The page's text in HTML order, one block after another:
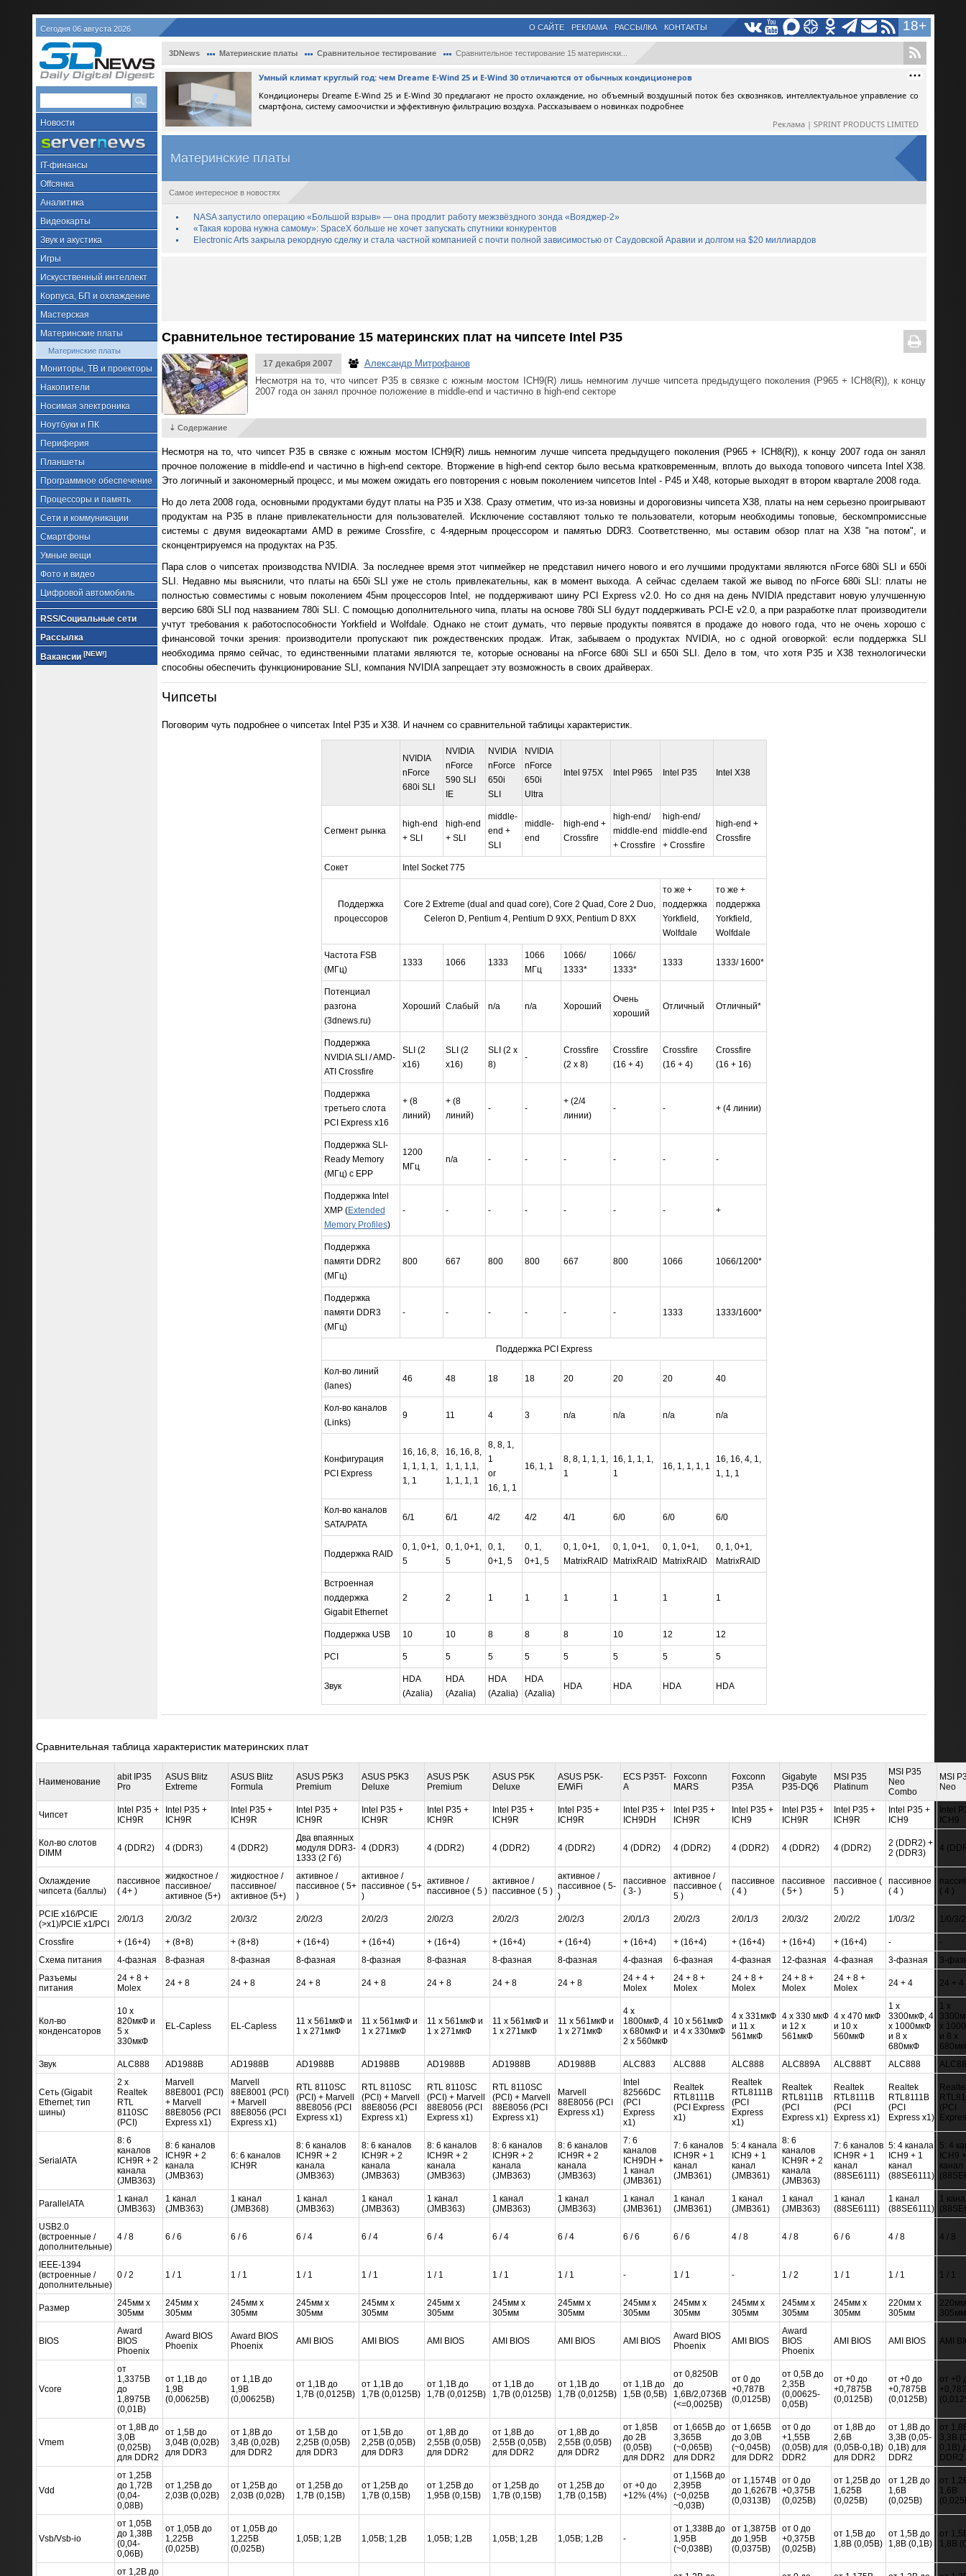
Сегодня 06 августа 2026 18+
О САЙТЕ РЕКЛАМА РАССЫЛКА КОНТАКТЫ
Новости
IT-финансы
Offсянка
Аналитика
Видеокарты
Звук и акустика
Игры
Искусственный интеллект
Корпуса, БП и охлаждение
Мастерская
Материнские платы
Материнские платы
Мониторы, ТВ и проекторы
Накопители
Носимая электроника
Ноутбуки и ПК
Периферия
Планшеты
Программное обеспечение
Процессоры и память
Сети и коммуникации
Смартфоны
Умные вещи
Фото и видео
Цифровой автомобиль
RSS/Социальные сети
Рассылка
Вакансии [NEW!]
3DNews Материнские платы Сравнительное тестирование Сравнительное тестирование 15 матерински...
Умный климат круглый год: чем Dreame E-Wind 25 и E-Wind 30 отличаются от обычных кондиционеров
Кондиционеры Dreame E-Wind 25 и E-Wind 30 предлагают не просто охлаждение, но объемный воздушный поток без сквозняков, интеллектуальное управление со
смартфона, систему самоочистки и эффективную фильтрацию воздуха. Рассказываем о новинках подробнее
Реклама | SPRINT PRODUCTS LIMITED
Материнские платы
Самое интересное в новостях
NASA запустило операцию «Большой взрыв» — она продлит работу межзвёздного зонда «Вояджер-2»
«Такая корова нужна самому»: SpaceX больше не хочет запускать спутники конкурентов
Electronic Arts закрыла рекордную сделку и стала частной компанией с почти полной зависимостью от Саудовской Аравии и долгом на $20 миллиардов
Сравнительное тестирование 15 материнских плат на чипсете Intel P35
17 декабря 2007
Александр Митрофанов
Несмотря на то, что чипсет P35 в связке с южным мостом ICH9(R) лишь немногим лучше чипсета предыдущего поколения (P965 + ICH8(R)), к концу
2007 года он занял прочное положение в middle-end и частично в high-end секторе
⇣ Содержание
Несмотря на то, что чипсет P35 в связке с южным мостом ICH9(R) лишь немногим лучше чипсета предыдущего поколения (P965 + ICH8(R)), к концу 2007 года он занял
прочное положение в middle-end и частично в high-end секторе. Вторжение в high-end сектор было весьма кратковременным, вплоть до выхода топового чипсета Intel X38.
Это логичный и закономерный процесс, и мы можем ожидать его повторения с новым поколением чипсетов Intel - P45 и X48, которые выходят в втором квартале 2008 года.
Но до лета 2008 года, основными продуктами будут платы на P35 и X38. Сразу отметим, что из-за новизны и дороговизны чипсета X38, платы на нем серьезно проигрывают
продуктам на P35 в плане привлекательности для пользователей. Исключение составляют только те пользователи, которым необходимы топовые, бескомпромиссные
системы с двумя видеокартами AMD в режиме Crossfire, с 4-ядерным процессором и памятью DDR3. Соответственно, мы оставим обзор плат на X38 "на потом", и
сконцентрируемся на продуктах на P35.
Пара слов о чипсетах производства NVIDIA. За последнее время этот чипмейкер не представил ничего нового и его лучшими продуктами являются nForce 680i SLI и 650i
SLI. Недавно мы выяснили, что платы на 650i SLI уже не столь привлекательны, как в момент выхода. А сейчас сделаем такой же вывод по nForce 680i SLI: платы не
полностью совместимы с новым поколением 45нм процессоров Intel, не поддерживают шину PCI Express v2.0. Но со дня на день NVIDIA представит новую улучшенную
версию 680i SLI под названием 780i SLI. С помощью дополнительного чипа, платы на основе 780i SLI будут поддерживать PCI-E v2.0, а при разработке плат производители
учтут требования к работоспособности Yorkfield и Wolfdale. Однако не стоит думать, что первые продукты появятся в продаже до нового года, что не очень хорошо с
финансовой точки зрения: производители пропускают пик рождественских продаж. Итак, забываем о продуктах NVIDIA, но с одной оговоркой: если поддержка SLI
необходима прямо сейчас, то единственными платами являются те, которые основаны на nForce 680i SLI и 650i SLI. Дело в том, что хотя P35 и X38 технологически
способны обеспечить функционирование SLI, компания NVIDIA запрещает эту возможность в своих драйверах.
Чипсеты
Поговорим чуть подробнее о чипсетах Intel P35 и X38. И начнем со сравнительной таблицы характеристик.
NVIDIA
nForce
680i SLI
NVIDIA
nForce
590 SLI
IE
NVIDIA
nForce
650i
SLI
NVIDIA
nForce
650i
Ultra
Intel 975X Intel P965 Intel P35 Intel X38
Сегмент рынка
high-end
+ SLI
high-end
+ SLI
middle-
end +
SLI
middle-
end
high-end +
Crossfire
high-end/
middle-end
+ Crossfire
high-end/
middle-end
+ Crossfire
high-end +
Crossfire
Сокет Intel Socket 775
Поддержка
процессоров
Core 2 Extreme (dual and quad core), Core 2 Quad, Core 2 Duo,
Celeron D, Pentium 4, Pentium D 9XX, Pentium D 8XX
то же +
поддержка
Yorkfield,
Wolfdale
то же +
поддержка
Yorkfield,
Wolfdale
Частота FSB
(МГц)
1333 1066 1333
1066
МГц
1066/
1333*
1066/
1333*
1333 1333/ 1600*
Потенциал
разгона
(3dnews.ru)
Хороший Слабый n/a n/a Хороший
Очень
хороший
Отличный Отличный*
Поддержка
NVIDIA SLI / AMD-
ATI Crossfire
SLI (2
x16)
SLI (2
x16)
SLI (2 x
8)
-
Crossfire
(2 x 8)
Crossfire
(16 + 4)
Crossfire
(16 + 4)
Crossfire
(16 + 16)
Поддержка
третьего слота
PCI Express x16
+ (8
линий)
+ (8
линий)
- -
+ (2/4
линии)
- - + (4 линии)
Поддержка SLI-
Ready Memory
(МГц) с EPP
1200
МГц
n/a - - - - - -
Поддержка Intel
XMP (Extended
Memory Profiles)
- - - - - - - +
Поддержка
памяти DDR2
(МГц)
800 667 800 800 667 800 1066 1066/1200*
Поддержка
памяти DDR3
(МГц)
- - - - - - 1333 1333/1600*
Поддержка PCI Express
Кол-во линий
(lanes)
46 48 18 18 20 20 20 40
Кол-во каналов
(Links)
9 11 4 3 n/a n/a n/a n/a
Конфигурация
PCI Express
16, 16, 8,
1, 1, 1, 1,
1, 1
16, 16, 8,
1, 1, 1,1,
1, 1, 1, 1
8, 8, 1,
1
or
16, 1, 1
16, 1, 1
8, 8, 1, 1, 1,
1
16, 1, 1, 1,
1
16, 1, 1, 1, 1
16, 16, 4, 1,
1, 1, 1
Кол-во каналов
SATA/PATA
6/1 6/1 4/2 4/2 4/1 6/0 6/0 6/0
Поддержка RAID
0, 1, 0+1,
5
0, 1, 0+1,
5
0, 1,
0+1, 5
0, 1,
0+1, 5
0, 1, 0+1,
MatrixRAID
0, 1, 0+1,
MatrixRAID
0, 1, 0+1,
MatrixRAID
0, 1, 0+1,
MatrixRAID
Встроенная
поддержка
Gigabit Ethernet
2 2 1 1 1 1 1 1
Поддержка USB 10 10 8 8 8 10 12 12
PCI 5 5 5 5 5 5 5 5
Звук
HDA
(Azalia)
HDA
(Azalia)
HDA
(Azalia)
HDA
(Azalia)
HDA HDA HDA HDA
Сравнительная таблица характеристик материнских плат
Наименование
abit IP35
Pro
ASUS Blitz
Extreme
ASUS Blitz
Formula
ASUS P5K3
Premium
ASUS P5K3
Deluxe
ASUS P5K
Premium
ASUS P5K
Deluxe
ASUS P5K-
E/WiFi
ECS P35T-
A
Foxconn
MARS
Foxconn
P35A
Gigabyte
P35-DQ6
MSI P35
Platinum
MSI P35
Neo
Combo
MSI
Neo
Чипсет
Intel P35 +
ICH9R
Intel P35 +
ICH9R
Intel P35 +
ICH9R
Intel P35 +
ICH9R
Intel P35 +
ICH9R
Intel P35 +
ICH9R
Intel P35 +
ICH9R
Intel P35 +
ICH9R
Intel P35 +
ICH9DH
Intel P35 +
ICH9R
Intel P35 +
ICH9
Intel P35 +
ICH9R
Intel P35 +
ICH9R
Intel P35 +
ICH9
Intel
ICH9
Кол-во слотов
DIMM
4 (DDR2) 4 (DDR3) 4 (DDR2)
Два впаянных
модуля DDR3-
1333 (2 Гб)
4 (DDR3) 4 (DDR2) 4 (DDR2) 4 (DDR2) 4 (DDR2) 4 (DDR2) 4 (DDR2) 4 (DDR2) 4 (DDR2)
2 (DDR2) +
2 (DDR3)
4
Охлаждение
чипсета (баллы)
пассивное
( 4+ )
жидкостное /
пассивное/
активное (5+)
жидкостное /
пассивное/
активное (5+)
активное /
пассивное ( 5+
)
активное /
пассивное ( 5+
)
активное /
пассивное ( 5 )
активное /
пассивное ( 5 )
активное /
пассивное ( 5-
)
пассивное
( 3- )
активное /
пассивное (
5 )
пассивное
( 4 )
пассивное
( 5+ )
пассивное (
5 )
пассивное
( 4 )
( 4 )
PCIE x16/PCIE
(>x1)/PCIE x1/PCI
2/0/1/3 2/0/3/2 2/0/3/2 2/0/2/3 2/0/2/3 2/0/2/3 2/0/2/3 2/0/2/3 2/0/1/3 2/0/2/3 2/0/1/3 2/0/3/2 2/0/2/2 1/0/3/2 1/0/3/2
Crossfire + (16+4) + (8+8) + (8+8) + (16+4) + (16+4) + (16+4) + (16+4) + (16+4) + (16+4) + (16+4) + (16+4) + (16+4) + (16+4) -
-
Схема питания
4-фазная 8-фазная 8-фазная 8-фазная 8-фазная 8-фазная 8-фазная 8-фазная 4-фазная 6-фазная 4-фазная 12-фазная 4-фазная 3-фазная
3-
Разъемы
питания
24 + 8 +
Molex
24 + 8 24 + 8 24 + 8 24 + 8 24 + 8 24 + 8 24 + 8
24 + 4 +
Molex
24 + 8 +
Molex
24 + 8 +
Molex
24 + 8 +
Molex
24 + 8 +
Molex
24 + 4 24 + 4
Кол-во
конденсаторов
10 x
820мкФ и
5 x
330мкФ
EL-Capless EL-Capless
11 x 561мкФ и
1 x 271мкФ
11 x 561мкФ и
1 x 271мкФ
11 x 561мкФ и
1 x 271мкФ
11 x 561мкФ и
1 x 271мкФ
11 x 561мкФ и
1 x 271мкФ
4 x
1800мкФ, 4
x 680мкФ и
2 x 560мкФ
10 x 561мкФ
и 4 x 330мкФ
4 x 331мкФ
и 11 x
561мкФ
4 x 330 мкФ
и 12 x
561мкФ
4 x 470 мкФ
и 10 x
560мкФ
1 x
3300мкФ, 4
x 1000мкФ
и 8 x
680мкФ
1 x
x
и 8 x
Звук
ALC888 AD1988B AD1988B AD1988B AD1988B AD1988B AD1988B AD1988B ALC883 ALC888 ALC888 ALC889A ALC888T ALC888
Сеть (Gigabit
Ethernet; тип
шины)
2 x
Realtek
RTL
8110SC
(PCI)
Marvell
88E8001 (PCI)
+ Marvell
88E8056 (PCI
Express x1)
Marvell
88E8001 (PCI)
+ Marvell
88E8056 (PCI
Express x1)
RTL 8110SC
(PCI) + Marvell
88E8056 (PCI
Express x1)
RTL 8110SC
(PCI) + Marvell
88E8056 (PCI
Express x1)
RTL 8110SC
(PCI) + Marvell
88E8056 (PCI
Express x1)
RTL 8110SC
(PCI) + Marvell
88E8056 (PCI
Express x1)
Marvell
88E8056 (PCI
Express x1)
Intel
82566DC
(PCI
Express
x1)
Realtek
RTL8111B
(PCI Express
x1)
Realtek
RTL8111B
(PCI
Express
x1)
Realtek
RTL8111B
(PCI
Express x1)
Realtek
RTL8111B
(PCI
Express x1)
Realtek
RTL8111B
(PCI
Express x1)
(PCI
SerialATA
8: 6
каналов
ICH9R + 2
канала
(JMB363)
8: 6 каналов
ICH9R + 2
канала
(JMB363)
6: 6 каналов
ICH9R
8: 6 каналов
ICH9R + 2
канала
(JMB363)
8: 6 каналов
ICH9R + 2
канала
(JMB363)
8: 6 каналов
ICH9R + 2
канала
(JMB363)
8: 6 каналов
ICH9R + 2
канала
(JMB363)
8: 6 каналов
ICH9R + 2
канала
(JMB363)
7: 6
каналов
ICH9DH +
1 канал
(JMB361)
7: 6 каналов
ICH9R + 1
канал
(JMB361)
5: 4 канала
ICH9 + 1
канал
(JMB361)
8: 6
каналов
ICH9R + 2
канала
(JMB363)
7: 6 каналов
ICH9R + 1
канал
(88SE6111)
5: 4 канала
ICH9 + 1
канал
(88SE6111)
5: 4
ICH9
канал
ParallelATA
1 канал
(JMB363)
1 канал
(JMB363)
1 канал
(JMB368)
1 канал
(JMB363)
1 канал
(JMB363)
1 канал
(JMB363)
1 канал
(JMB363)
1 канал
(JMB363)
1 канал
(JMB361)
1 канал
(JMB361)
1 канал
(JMB361)
1 канал
(JMB363)
1 канал
(88SE6111)
1 канал
(88SE6111)
1
USB2.0
(встроенные /
дополнительные)
4 / 8 6 / 6 6 / 6 6 / 4 6 / 4 6 / 4 6 / 4 6 / 4 6 / 6 6 / 6 4 / 8 4 / 8 6 / 6 4 / 8 4 / 8
IEEE-1394
(встроенные /
дополнительные)
0 / 2 1 / 1 1 / 1 1 / 1 1 / 1 1 / 1 1 / 1 1 / 1 - 1 / 1 - 1 / 2 1 / 1 1 / 1 1 / 1
Размер
245мм x
305мм
245мм x
305мм
245мм x
305мм
245мм x
305мм
245мм x
305мм
245мм x
305мм
245мм x
305мм
245мм x
305мм
245мм x
305мм
245мм x
305мм
245мм x
305мм
245мм x
305мм
245мм x
305мм
220мм x
305мм
305мм
BIOS
Award
BIOS
Phoenix
Award BIOS
Phoenix
Award BIOS
Phoenix
AMI BIOS AMI BIOS AMI BIOS AMI BIOS AMI BIOS AMI BIOS
Award BIOS
Phoenix
AMI BIOS
Award
BIOS
Phoenix
AMI BIOS AMI BIOS AMI
Vcore
от
1,3375В
до
1,8975В
(0,01В)
от 1,1В до
1,9В
(0,00625В)
от 1,1В до
1,9В
(0,00625В)
от 1,1В до
1,7В (0,0125В)
от 1,1В до
1,7В (0,0125В)
от 1,1В до
1,7В (0,0125В)
от 1,1В до
1,7В (0,0125В)
от 1,1В до
1,7В (0,0125В)
от 1,1В до
1,5В (0,5В)
от 0,8250В
до
1,6В/2,0736В
(<=0,0025В)
от 0 до
+0,787В
(0,0125В)
от 0,5В до
2,35В
(0,00625-
0,05В)
от +0 до
+0,7875В
(0,0125В)
от +0 до
+0,7875В
(0,0125В)
от +0
Vmem
от 1,8В до
3,0В
(0,025В)
для DDR2
от 1,5В до
3,04В (0,02В)
для DDR3
от 1,8В до
3,4В (0,02В)
для DDR2
от 1,5В до
2,25В (0,05В)
для DDR3
от 1,5В до
2,25В (0,05В)
для DDR3
от 1,8В до
2,55В (0,05В)
для DDR2
от 1,8В до
2,55В (0,05В)
для DDR2
от 1,8В до
2,55В (0,05В)
для DDR2
от 1,85В
до 2В
(0,05В)
для DDR2
от 1,665В до
3,365В
(~0,065В)
для DDR2
от 1,665В
до 3,0В
(~0,045В)
для DDR2
от 0 до
+1,55В
(0,05В) для
DDR2
от 1,8В до
2,6В
(0,05В-0,1В)
для DDR2
от 1,8В до
3,3В (0,05-
0,1В) для
DDR2
от
3,3В
0,1В)
DDR2
Vdd
от 1,25В
до 1,72В
(0,04-
0,08В)
от 1,25В до
2,03В (0,02В)
от 1,25В до
2,03В (0,02В)
от 1,25В до
1,7В (0,15В)
от 1,25В до
1,7В (0,15В)
от 1,25В до
1,95В (0,15В)
от 1,25В до
1,7В (0,15В)
от 1,25В до
1,7В (0,15В)
от +0 до
+12% (4%)
от 1,156В до
2,395В
(~0,025В
~0,03В)
от 1,1574В
до 1,6267В
(0,0313В)
от 0 до
+0,375В
(0,025В)
от 1,25В до
1,625В
(0,025В)
от 1,2В до
1,6В
(0,025В)
от
1,6В
Vsb/Vsb-io
от 1,05В
до 1,38В
(0,04-
0,06В)
от 1,05В до
1,225В
(0,025В)
от 1,05В до
1,225В
(0,025В)
1,05В; 1,2В 1,05В; 1,2В 1,05В; 1,2В 1,05В; 1,2В 1,05В; 1,2В -
от 1,338В до
1,95В
(~0,038В)
от 1,3875В
до 1,95В
(0,0375В)
от 0 до
+0,375В
(0,025В)
от 1,5В до
1,8В (0,05В)
от 1,5В до
1,8В (0,1В)
от
1,8В
от 1,2В до